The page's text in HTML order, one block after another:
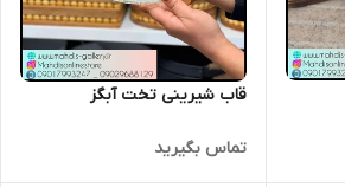
قاب شیرینی تخت آبگز
تماس بگیرید